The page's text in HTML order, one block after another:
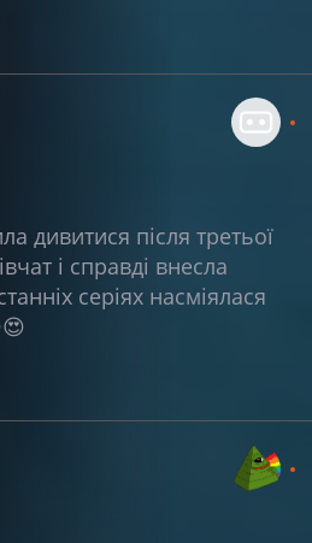
дивитися після третьої
і справді внесла
серіях насміялася